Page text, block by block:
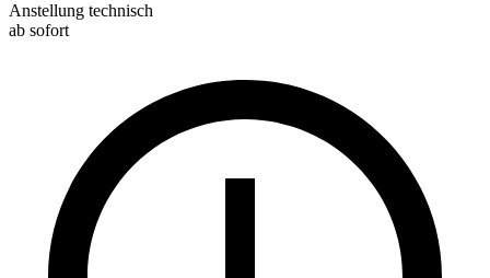
Anstellung technisch
ab sofort